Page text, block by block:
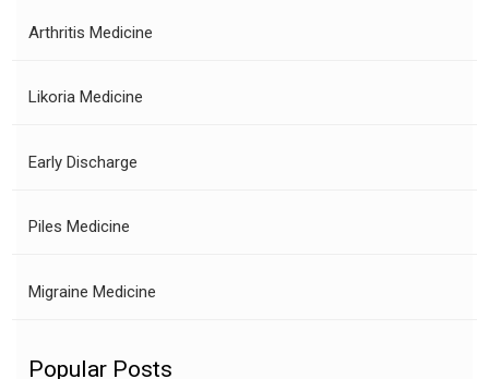
Arthritis Medicine
Likoria Medicine
Early Discharge
Piles Medicine
Migraine Medicine
Popular Posts